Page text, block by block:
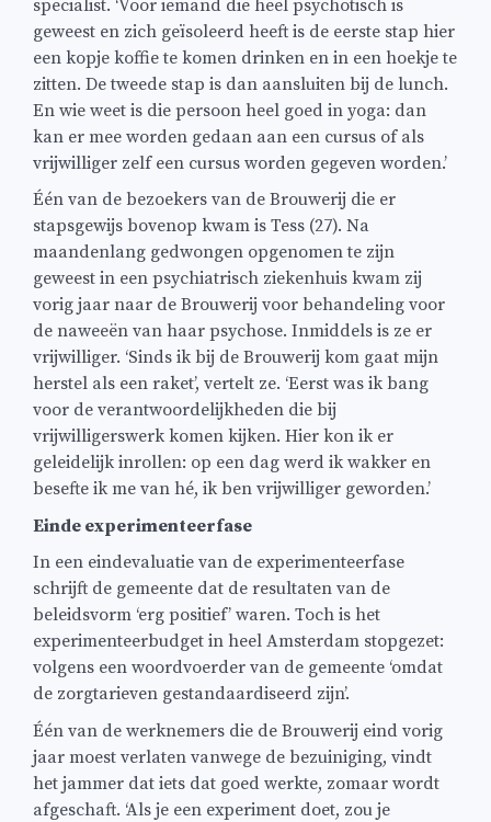
specialist. ‘Voor iemand die heel psychotisch is
geweest en zich geïsoleerd heeft is de eerste stap hier
een kopje koffie te komen drinken en in een hoekje te
zitten. De tweede stap is dan aansluiten bij de lunch.
En wie weet is die persoon heel goed in yoga: dan
kan er mee worden gedaan aan een cursus of als
vrijwilliger zelf een cursus worden gegeven worden.’
Één van de bezoekers van de Brouwerij die er
stapsgewijs bovenop kwam is Tess (27). Na
maandenlang gedwongen opgenomen te zijn
geweest in een psychiatrisch ziekenhuis kwam zij
vorig jaar naar de Brouwerij voor behandeling voor
de naweeën van haar psychose. Inmiddels is ze er
vrijwilliger. ‘Sinds ik bij de Brouwerij kom gaat mijn
herstel als een raket’, vertelt ze. ‘Eerst was ik bang
voor de verantwoordelijkheden die bij
vrijwilligerswerk komen kijken. Hier kon ik er
geleidelijk inrollen: op een dag werd ik wakker en
besefte ik me van hé, ik ben vrijwilliger geworden.’
Einde experimenteerfase
In een eindevaluatie van de experimenteerfase
schrijft de gemeente dat de resultaten van de
beleidsvorm ‘erg positief’ waren. Toch is het
experimenteerbudget in heel Amsterdam stopgezet:
volgens een woordvoerder van de gemeente ‘omdat
de zorgtarieven gestandaardiseerd zijn’.
Één van de werknemers die de Brouwerij eind vorig
jaar moest verlaten vanwege de bezuiniging, vindt
het jammer dat iets dat goed werkte, zomaar wordt
afgeschaft. ‘Als je een experiment doet, zou je